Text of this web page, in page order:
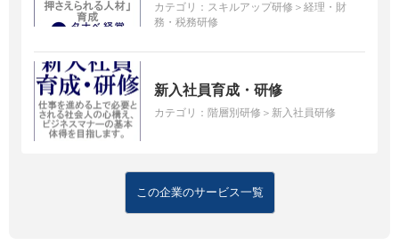
カテゴリ： スキルアップ研修＞経理・財
務・税務研修
新入社員育成・研修
カテゴリ： 階層別研修＞新入社員研修
この企業のサービス一覧